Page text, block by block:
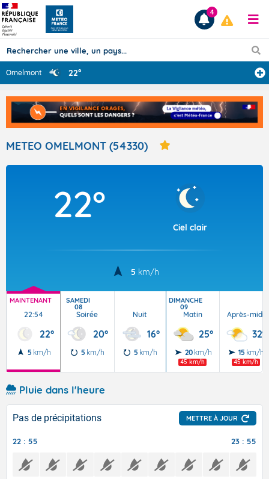
Prévisions
TOUS LES RÉSULTATS
Articles
4
Omelmont 22°
METEO OMELMONT (54330)
22°
Ciel clair
5 km/h
MAINTENANT
22:54
22°
5 km/h
SAMEDI
08
Soirée
20°
5 km/h
Nuit
16°
5 km/h
DIMANCHE
09
Matin
25°
20 km/h
45 km/h
Après-midi
32°
15 km/h
45 km/h
Pluie dans l'heure
Pas de précipitations METTRE À JOUR
22 : 55 23 : 55